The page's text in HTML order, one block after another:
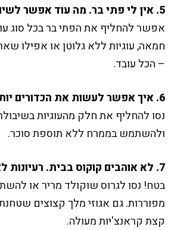
5. אין לי פתי בר. מה עוד אפשר לשים?
אפשר להחליף את הפתי בר בכל סוג
חמאה, עוגיות ללא גלוטן או אפילו
– הכל עובד.
6. איך אפשר לעשות את הכדורים יותר בריאים?
נסו להחליף את חלק מהעוגיות
ולהשתמש בממרח ללא תוספת סוכר.
7. לא אוהבים קוקוס בבית. רעיונות לציפוי אחר?
בטח! נסו לגרוס שוקולד מריר או
מפוררות. גם אגוזי מלך קצוצים
קצת קראנצ'יות מעולה.